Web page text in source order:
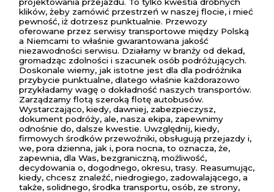
klików, żeby zamówić przestrzeń w naszej flocie, i mieć
pewność, iż dotrzesz punktualnie. Przewozy
oferowane przez serwisy transportowe między Polską
a Niemcami to właśnie gwarantowana jakość
niezawodności serwisu. Działamy w branży od dekad,
gromadząc zdolności i szacunek osób podróżujących.
Doskonale wiemy, jak istotne jest dla dla podróżnika
przybycie punktualne, dlatego właśnie każdorazowo
przykładamy wagę o dokładność naszych transportów.
Zarządzamy flotą szeroką flotę autobusów.
Wystarczająco, kiedy, dawniej, zabezpieczysz,
dokument podróży, ale, nasza ekipa, zapewnimy
odnośnie do, dalsze kwestie. Uwzględnij, kiedy,
firmowych środków przewoźniki, obsługują przejazdy i,
we, pora dzienna, jak i, pora nocna, to oznacza, że,
zapewnia, dla Was, bezgraniczną, możliwość,
decydowania o, dogodnego, okresu, trasy. Reasumując,
kiedy, chcesz znaleźć, niedrogiego, zadowalającego, a
także, solidnego, środka transportu, osób, ze strony,